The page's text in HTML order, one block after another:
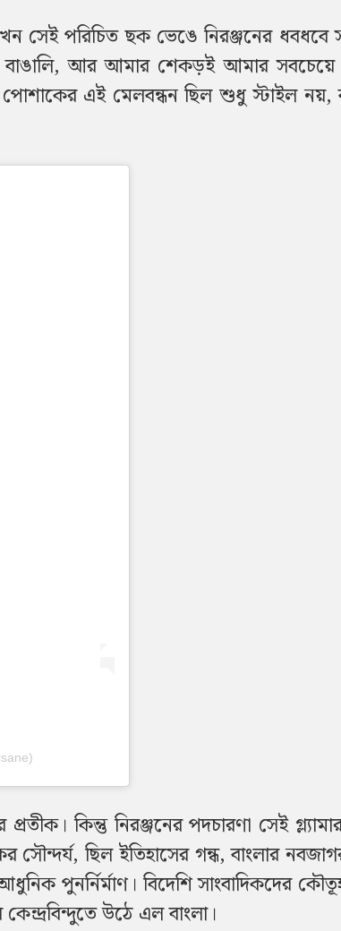
সেই পরিচিত ছক ভেঙে নিরঞ্জনের ধবধবে
বাঙালি, আর আমার শেকড়ই আমার
পোশাকের এই মেলবন্ধন ছিল শুধু স্টাইল নয়,
কিন্তু নিরঞ্জনের পদচারণা সেই
ছিল ইতিহাসের গন্ধ, বাংলার
পুনর্নির্মাণ। বিদেশি সাংবাদিকদের
উঠে এল বাংলা।